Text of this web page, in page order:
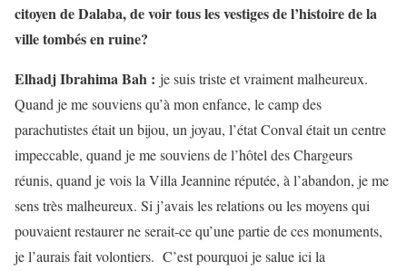
citoyen de Dalaba, de voir tous les vestiges de l’histoire de la
ville tombés en ruine?
Elhadj Ibrahima Bah : je suis triste et vraiment malheureux.
Quand je me souviens qu’à mon enfance, le camp des
parachutistes était un bijou, un joyau, l’état Conval était un centre
impeccable, quand je me souviens de l’hôtel des Chargeurs
réunis, quand je vois la Villa Jeannine réputée, à l’abandon, je me
sens très malheureux. Si j’avais les relations ou les moyens qui
pouvaient restaurer ne serait-ce qu’une partie de ces monuments,
je l’aurais fait volontiers. C’est pourquoi je salue ici la